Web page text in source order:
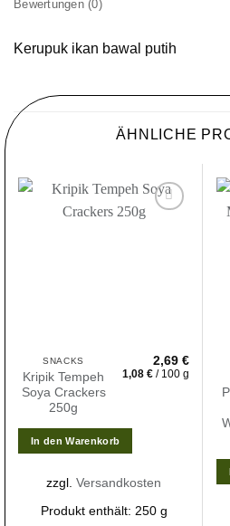
Bewertungen (0)
Kerupuk ikan bawal putih
ÄHNLICHE
SNACKS
Kripik Tempeh
Soya Crackers
250g
2,69 €
1,08 € / 100 g
In den Warenkorb
zzgl. Versandkosten
Produkt enthält: 250 g